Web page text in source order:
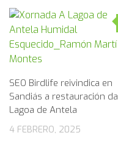
SEO Birdlife reivindica en
Sandiás a restauración da
Lagoa de Antela
4 FEBRERO, 2025